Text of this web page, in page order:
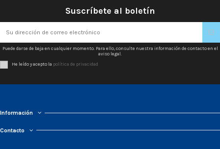
Suscríbete al boletín
Puede darse de baja en cualquier momento. Para ello, consulte nuestra información de contacto en el
aviso legal.
He leído y acepto la política de privacidad
Información
Contacto